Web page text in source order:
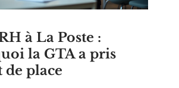
à La Poste :
la GTA a pris
de place